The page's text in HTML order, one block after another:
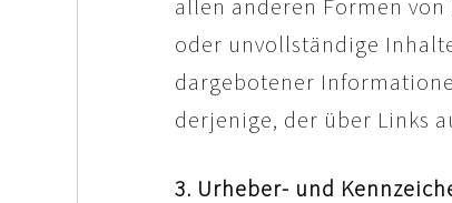
allen anderen Formen
oder unvollständige
dargebotener
derjenige, der über Links
3. Urheber- und